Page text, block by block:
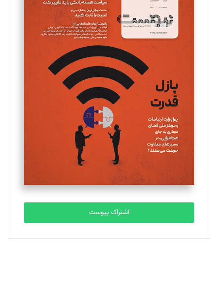
تحریریه
مینا پاکدل
یسنا امان‌پور
تحریریه
ملینا جعفری
تحریریه
مصطفی مسجدی آرانی
تحریریه
بابک نقاش
تحریریه
اشتراک پیوست